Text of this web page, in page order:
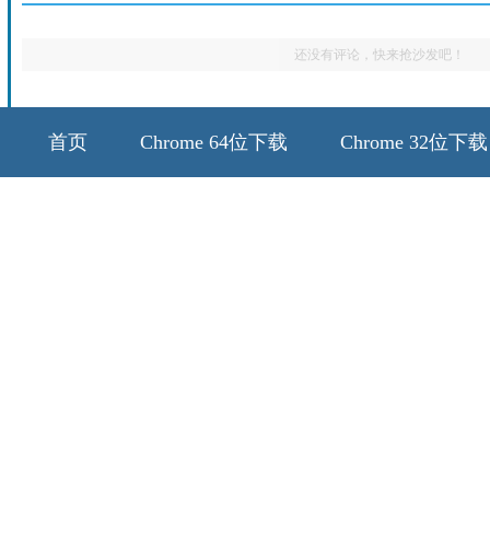
还没有评论，快来抢沙发吧！
首页 Chrome 64位下载 Chrome 32位下载